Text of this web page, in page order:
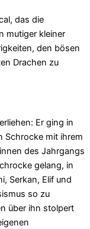
das die
mutiger kleiner
den bösen
Drachen zu
Er ging in
Schrocke mit ihrem
des Jahrgangs
gelang, in
Serkan, Elif und
so zu
über ihn stolpert